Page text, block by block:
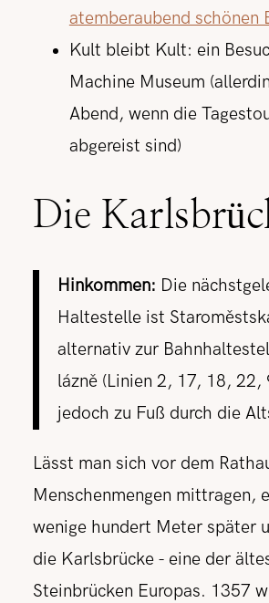
atemberaubend schönen
Kult bleibt Kult: ein
Machine Museum
Abend, wenn die
abgereist sind)
Die
Hinkommen: Die
Haltestelle ist
alternativ zur
lázně (Linien 2, 17, 18, 22,
jedoch zu Fuß durch die
Lässt man sich vor dem
Menschenmengen mittragen,
wenige hundert Meter später
die Karlsbrücke - eine der
Steinbrücken Europas. 1357